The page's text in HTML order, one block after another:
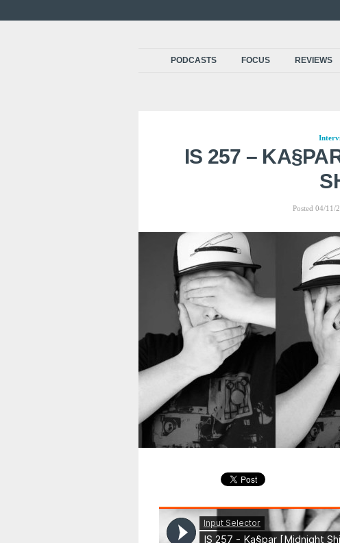
PODCASTS FOCUS REVIEWS
IS 257 –
Posted 04/11/